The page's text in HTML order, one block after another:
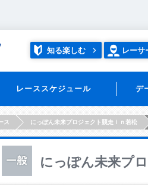
知る楽しむ レーサ
レーススケジュール デ
ス にっぽん未来プロジェクト競走ｉｎ若松
にっぽん未来プ